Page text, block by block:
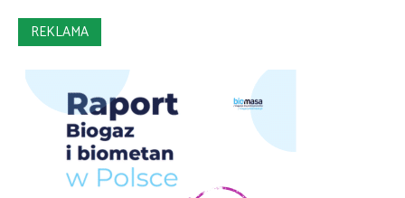
REKLAMA